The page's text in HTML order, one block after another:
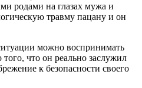
родами на глазах мужа и
травму пацану и он
можно воспринимать
что он реально заслужил
к безопасности своего